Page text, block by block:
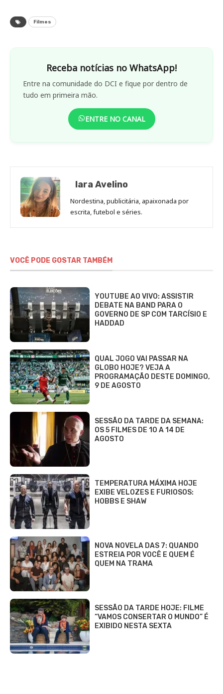
Filmes
Receba notícias no WhatsApp!
Entre na comunidade do DCI e fique por dentro de
tudo em primeira mão.
ENTRE NO CANAL
Iara Avelino
Nordestina, publicitária, apaixonada por
escrita, futebol e séries.
VOCÊ PODE GOSTAR TAMBÉM
YOUTUBE AO VIVO: ASSISTIR
DEBATE NA BAND PARA O
GOVERNO DE SP COM TARCÍSIO E
HADDAD
QUAL JOGO VAI PASSAR NA
GLOBO HOJE? VEJA A
PROGRAMAÇÃO DESTE DOMINGO,
9 DE AGOSTO
SESSÃO DA TARDE DA SEMANA:
OS 5 FILMES DE 10 A 14 DE
AGOSTO
TEMPERATURA MÁXIMA HOJE
EXIBE VELOZES E FURIOSOS:
HOBBS E SHAW
NOVA NOVELA DAS 7: QUANDO
ESTREIA POR VOCÊ E QUEM É
QUEM NA TRAMA
SESSÃO DA TARDE HOJE: FILME
“VAMOS CONSERTAR O MUNDO” É
EXIBIDO NESTA SEXTA